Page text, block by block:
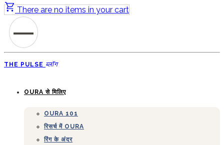
There are no items in your cart
THE PULSE ब्लॉग
OURA से मिलिए
OURA 101
रिसर्च में OURA
रिंग के अंदर